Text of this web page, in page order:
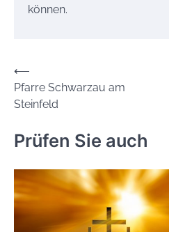
können.
Beitrags-
Navigation
⟵
Pfarre Schwarzau am
Steinfeld
Prüfen Sie auch